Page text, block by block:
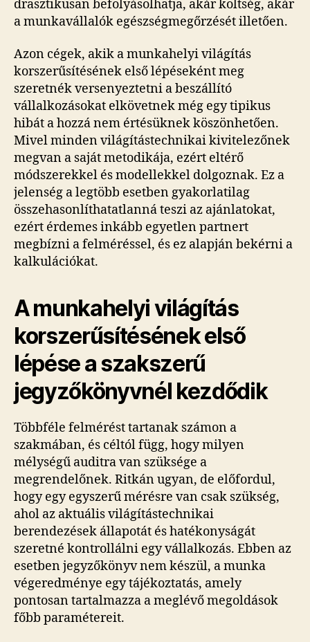
drasztikusan befolyásolhatja, akár költség, akár
a munkavállalók egészségmegőrzését illetően.
Azon cégek, akik a munkahelyi világítás
korszerűsítésének első lépéseként meg
szeretnék versenyeztetni a beszállító
vállalkozásokat elkövetnek még egy tipikus
hibát a hozzá nem értésüknek köszönhetően.
Mivel minden világítástechnikai kivitelezőnek
megvan a saját metodikája, ezért eltérő
módszerekkel és modellekkel dolgoznak. Ez a
jelenség a legtöbb esetben gyakorlatilag
összehasonlíthatatlanná teszi az ajánlatokat,
ezért érdemes inkább egyetlen partnert
megbízni a felméréssel, és ez alapján bekérni a
kalkulációkat.
A munkahelyi világítás
korszerűsítésének első
lépése a szakszerű
jegyzőkönyvnél kezdődik
Többféle felmérést tartanak számon a
szakmában, és céltól függ, hogy milyen
mélységű auditra van szüksége a
megrendelőnek. Ritkán ugyan, de előfordul,
hogy egy egyszerű mérésre van csak szükség,
ahol az aktuális világítástechnikai
berendezések állapotát és hatékonyságát
szeretné kontrollálni egy vállalkozás. Ebben az
esetben jegyzőkönyv nem készül, a munka
végeredménye egy tájékoztatás, amely
pontosan tartalmazza a meglévő megoldások
főbb paramétereit.